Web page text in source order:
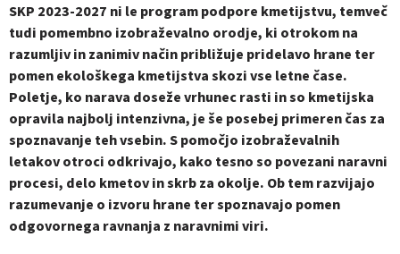
SKP 2023-2027 ni le program podpore kmetijstvu, temveč
tudi pomembno izobraževalno orodje, ki otrokom na
razumljiv in zanimiv način približuje pridelavo hrane ter
pomen ekološkega kmetijstva skozi vse letne čase.
Poletje, ko narava doseže vrhunec rasti in so kmetijska
opravila najbolj intenzivna, je še posebej primeren čas za
spoznavanje teh vsebin. S pomočjo izobraževalnih
letakov otroci odkrivajo, kako tesno so povezani naravni
procesi, delo kmetov in skrb za okolje. Ob tem razvijajo
razumevanje o izvoru hrane ter spoznavajo pomen
odgovornega ravnanja z naravnimi viri.